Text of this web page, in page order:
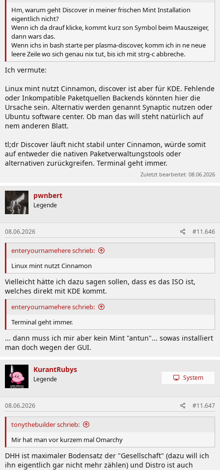
Hm, warum geht Discover in meiner frischen Mint Installation
eigentlich nicht?
Wenn ich da drauf klicke, kommt kurz son Symbol beim Mauszeiger,
dann wars das.
Wenn ichs in bash starte per plasma-discover, komm ich in ne neue
leere Zeile wo sich genau nix tut, bis ich mit strg-c abbreche.
Ich vermute:
Linux mint nutzt Cinnamon, discover ist aber für KDE. Fehlende
oder Inkompatible Paketquellen Backends könnten hier die
Ursache sein. Alternativ werden genannt Synaptic nutzen oder
Ubuntu software center. Ob man das will steht natürlich auf
nem anderen Blatt.
tl;dr Discover läuft nicht stabil unter Cinnamon, würde somit
auf entweder die nativen Paketverwaltungstools oder
alternativen zurückgreifen. Terminal geht immer.
Zuletzt bearbeitet: 08.06.2026
pwnbert
Legende
08.06.2026 #11.646
enteryournamehere schrieb:
Linux mint nutzt Cinnamon
Vielleicht hätte ich dazu sagen sollen, dass es das ISO ist,
welches direkt mit KDE kommt.
enteryournamehere schrieb:
Terminal geht immer.
... dann muss ich mir aber kein Mint "antun"... sowas installiert
man doch wegen der GUI.
KurantRubys
Legende System
08.06.2026 #11.647
tonythebuilder schrieb:
Mir hat man vor kurzem mal Omarchy
DHH ist maximaler Bodensatz der "Gesellschaft" (dazu will ich
ihn eigentlich gar nicht mehr zählen) und Distro ist auch